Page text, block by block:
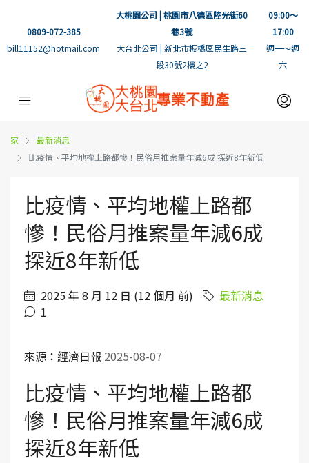
0809-072-385
bill11152@hotmail.com
大桃園公司 | 桃園市八德區陸光街60
巷3號
大台北公司 | 新北市板橋區民生路三
段30號2樓之2
09:00～
17:00
週一～週
六
家
最新消息
比疫情、平均地權上路都慘！民俗月推案量年減6成 探近8年新低
比疫情、平均地權上路都
慘！民俗月推案量年減6成
探近8年新低
2025 年 8 月 12 日 (12 個月 前)
最新消息
1
來源：經濟日報 2025-08-07
比疫情、平均地權上路都
慘！民俗月推案量年減6成
探近8年新低